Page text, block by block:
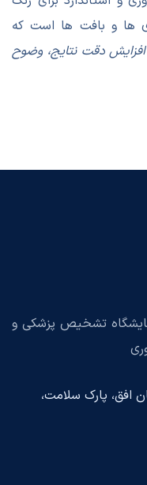
ها و بافت ها است که
افزایش دقت نتایج، وضوح
تشخیص پزشکی و
افق، پارک سلامت،